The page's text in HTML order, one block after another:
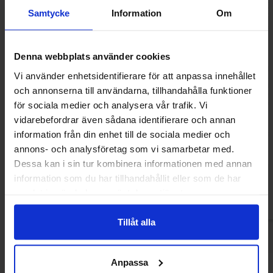
Samtycke Information Om
Denna webbplats använder cookies
Vi använder enhetsidentifierare för att anpassa innehållet
och annonserna till användarna, tillhandahålla funktioner
för sociala medier och analysera vår trafik. Vi
vidarebefordrar även sådana identifierare och annan
information från din enhet till de sociala medier och
annons- och analysföretag som vi samarbetar med.
Dessa kan i sin tur kombinera informationen med annan
information som du har tillhandahållit eller som de har
Tillåt alla
Anpassa
Monster Energy Zero Ultra Strawberry
Dreams 500ml x 24st
799.91 kr
Kjøp
Monster Energy
885.60 kr